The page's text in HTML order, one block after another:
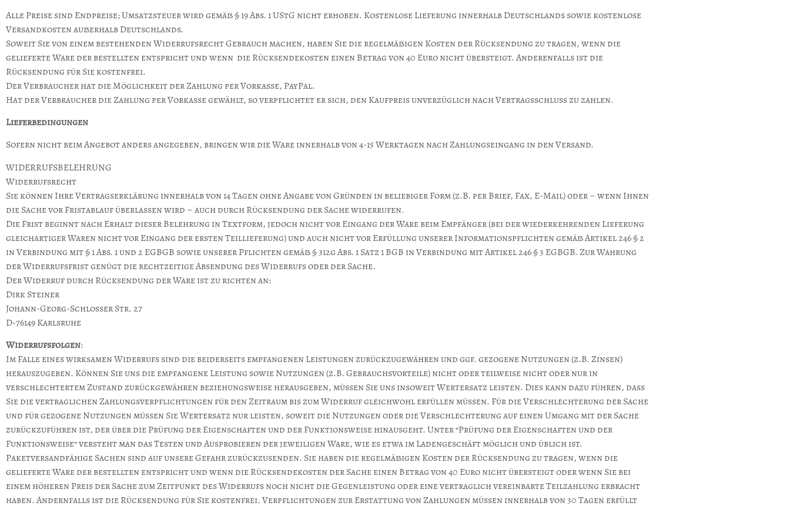
Alle Preise sind Endpreise; Umsatzsteuer wird gemäß § 19 Abs. 1 UStG nicht erhoben. Kostenlose Lieferung innerhalb Deutschlands sowie kostenlose
Versandkosten außerhalb Deutschlands.
Soweit Sie von einem bestehenden Widerrufsrecht Gebrauch machen, haben Sie die regelmäßigen Kosten der Rücksendung zu tragen, wenn die
gelieferte Ware der bestellten entspricht und wenn die Rücksendekosten einen Betrag von 40 Euro nicht übersteigt. Anderenfalls ist die
Rücksendung für Sie kostenfrei.
Der Verbraucher hat die Möglichkeit der Zahlung per Vorkasse, PayPal.
Hat der Verbraucher die Zahlung per Vorkasse gewählt, so verpflichtet er sich, den Kaufpreis unverzüglich nach Vertragsschluss zu zahlen.
Lieferbedingungen
Sofern nicht beim Angebot anders angegeben, bringen wir die Ware innerhalb von 4-15 Werktagen nach Zahlungseingang in den Versand.
WIDERRUFSBELEHRUNG
Widerrufsrecht
Sie können Ihre Vertragserklärung innerhalb von 14 Tagen ohne Angabe von Gründen in beliebiger Form (z.B. per Brief, Fax, E-Mail) oder – wenn Ihnen
die Sache vor Fristablauf überlassen wird – auch durch Rücksendung der Sache widerrufen.
Die Frist beginnt nach Erhalt dieser Belehrung in Textform, jedoch nicht vor Eingang der Ware beim Empfänger (bei der wiederkehrenden Lieferung
gleichartiger Waren nicht vor Eingang der ersten Teillieferung) und auch nicht vor Erfüllung unserer Informationspflichten gemäß Artikel 246 § 2
in Verbindung mit § 1 Abs. 1 und 2 EGBGB sowie unserer Pflichten gemäß § 312g Abs. 1 Satz 1 BGB in Verbindung mit Artikel 246 § 3 EGBGB. Zur Wahrung
der Widerrufsfrist genügt die rechtzeitige Absendung des Widerrufs oder der Sache.
Der Widerruf durch Rücksendung der Ware ist zu richten an:
Dirk Steiner
Johann-Georg-Schlosser Str. 27
D-76149 Karlsruhe
Widerrufsfolgen:
Im Falle eines wirksamen Widerrufs sind die beiderseits empfangenen Leistungen zurückzugewähren und ggf. gezogene Nutzungen (z.B. Zinsen)
herauszugeben. Können Sie uns die empfangene Leistung sowie Nutzungen (z.B. Gebrauchsvorteile) nicht oder teilweise nicht oder nur in
verschlechtertem Zustand zurückgewähren beziehungsweise herausgeben, müssen Sie uns insoweit Wertersatz leisten. Dies kann dazu führen, dass
Sie die vertraglichen Zahlungsverpflichtungen für den Zeitraum bis zum Widerruf gleichwohl erfüllen müssen. Für die Verschlechterung der Sache
und für gezogene Nutzungen müssen Sie Wertersatz nur leisten, soweit die Nutzungen oder die Verschlechterung auf einen Umgang mit der Sache
zurückzuführen ist, der über die Prüfung der Eigenschaften und der Funktionsweise hinausgeht. Unter “Prüfung der Eigenschaften und der
Funktionsweise” versteht man das Testen und Ausprobieren der jeweiligen Ware, wie es etwa im Ladengeschäft möglich und üblich ist.
Paketversandfähige Sachen sind auf unsere Gefahr zurückzusenden. Sie haben die regelmäßigen Kosten der Rücksendung zu tragen, wenn die
gelieferte Ware der bestellten entspricht und wenn die Rücksendekosten der Sache einen Betrag von 40 Euro nicht übersteigt oder wenn Sie bei
einem höheren Preis der Sache zum Zeitpunkt des Widerrufs noch nicht die Gegenleistung oder eine vertraglich vereinbarte Teilzahlung erbracht
haben. Andernfalls ist die Rücksendung für Sie kostenfrei. Verpflichtungen zur Erstattung von Zahlungen müssen innerhalb von 30 Tagen erfüllt